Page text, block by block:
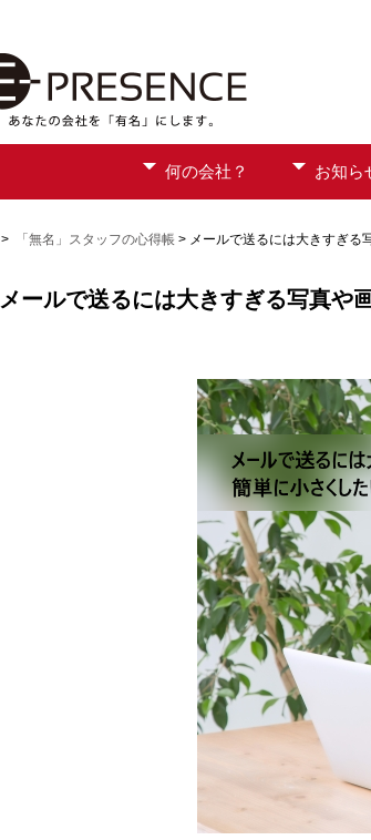
何の会社？ お知ら
> 「無名」スタッフの心得帳 > メールで送るには大きすぎる
メールで送るには大きすぎる写真や